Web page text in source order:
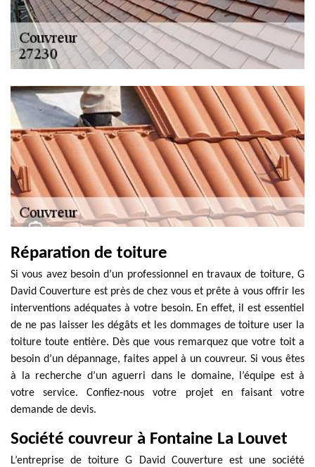
Réparation de toiture
Si vous avez besoin d’un professionnel en travaux de toiture, G
David Couverture est près de chez vous et prête à vous offrir les
interventions adéquates à votre besoin. En effet, il est essentiel
de ne pas laisser les dégâts et les dommages de toiture user la
toiture toute entière. Dès que vous remarquez que votre toit a
besoin d’un dépannage, faites appel à un couvreur. Si vous êtes
à la recherche d’un aguerri dans le domaine, l’équipe est à
votre service. Confiez-nous votre projet en faisant votre
demande de devis.
Société couvreur à Fontaine La Louvet
L’entreprise de toiture G David Couverture est une société